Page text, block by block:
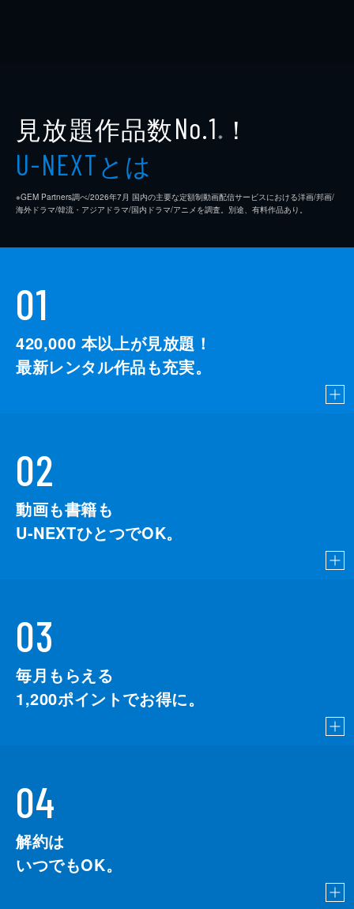
見放題作品数No.1 ※ ！
U-NEXTとは
※GEM Partners調べ/2026年7⽉ 国内の主要な定額制動画配信サービスにおける洋画/邦画/
海外ドラマ/韓流・アジアドラマ/国内ドラマ/アニメを調査。別途、有料作品あり。
01
420,000 本以上が見放題！
最新レンタル作品も充実。
02
動画も書籍も
U-NEXTひとつでOK。
03
毎月もらえる
1,200ポイントでお得に。
04
解約は
いつでもOK。